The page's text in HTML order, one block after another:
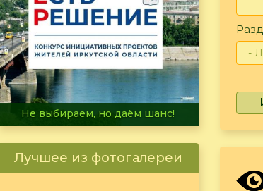
В огне не горит, в воде не тонет
Лучшее из фотогалереи